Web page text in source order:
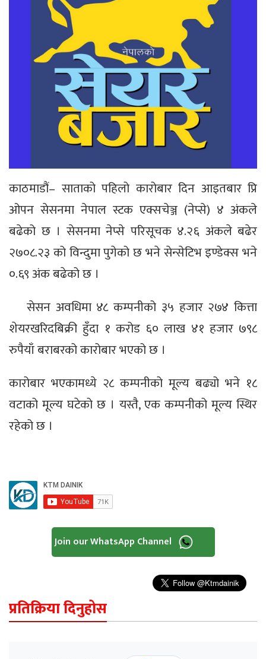
काठमाडौं– साताको पहिलो कारोबार दिन आइतबार प्रि
ओपन सेसनमा नेपाल स्टक एक्सचेञ्ज (नेप्से) ४ अंकले
बढेको छ । सेसनमा नेप्से परिसूचक ४.२६ अंकले बढेर
२७०८.२३ को विन्दुमा पुगेको छ भने सेन्सेटिभ इण्डेक्स भने
०.६९ अंक बढेको छ ।
सेसन अवधिमा ४८ कम्पनीको ३५ हजार २७४ कित्ता
शेयरखरिदबिक्री हुँदा १ करोड ६० लाख ४१ हजार ७९८
रुपैयाँ बराबरको कारोबार भएको छ ।
कारोबार भएकामध्ये २८ कम्पनीको मूल्य बढ्यो भने १८
वटाको मूल्य घटेको छ । यस्तै, एक कम्पनीको मूल्य स्थिर
रहेको छ ।
Join our WhatsApp Channel
प्रतिक्रिया दिनुहोस